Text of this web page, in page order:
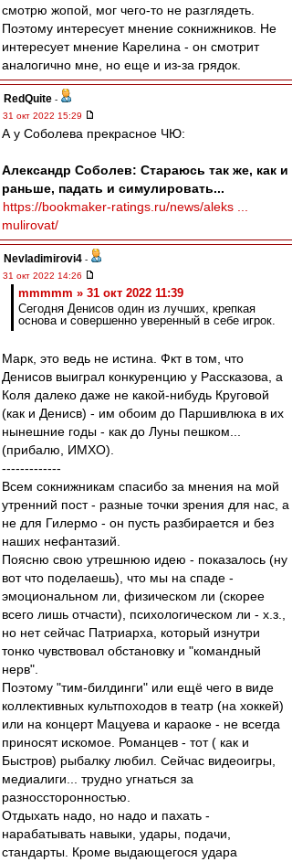
смотрю жопой, мог чего-то не разглядеть.
Поэтому интересует мнение сокнижников. Не
интересует мнение Карелина - он смотрит
аналогично мне, но еще и из-за грядок.
RedQuite -
31 окт 2022 15:29
А у Соболева прекрасное ЧЮ:
Александр Соболев: Стараюсь так же, как и
раньше, падать и симулировать...
https://bookmaker-ratings.ru/news/aleks ...
mulirovat/
Nevladimirovi4 -
31 окт 2022 14:26
mmmmm » 31 окт 2022 11:39
Сегодня Денисов один из лучших, крепкая
основа и совершенно уверенный в себе игрок.
Марк, это ведь не истина. Фкт в том, что
Денисов выиграл конкуренцию у Рассказова, а
Коля далеко даже не какой-нибудь Круговой
(как и Денисв) - им обоим до Паршивлюка в их
нынешние годы - как до Луны пешком...
(прибалю, ИМХО).
-------------
Всем сокнижникам спасибо за мнения на мой
утренний пост - разные точки зрения для нас, а
не для Гилермо - он пусть разбирается и без
наших нефантазий.
Поясню свою утрешнюю идею - показалось (ну
вот что поделаешь), что мы на спаде -
эмоциональном ли, физическом ли (скорее
всего лишь отчасти), психологическом ли - х.з.,
но нет сейчас Патриарха, который изнутри
тонко чувствовал обстановку и "командный
нерв".
Поэтому "тим-билдинги" или ещё чего в виде
коллективных культпоходов в театр (на хоккей)
или на концерт Мацуева и караоке - не всегда
приносят искомое. Романцев - тот ( как и
Быстров) рыбалку любил. Сейчас видеоигры,
медиалиги... трудно угнаться за
разноссторонностью.
Отдыхать надо, но надо и пахать -
нарабатывать навыки, удары, подачи,
стандарты. Кроме выдающегося удара